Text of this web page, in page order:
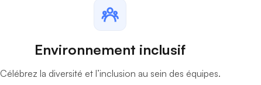
Environnement inclusif
Célébrez la diversité et l’inclusion au sein des équipes.